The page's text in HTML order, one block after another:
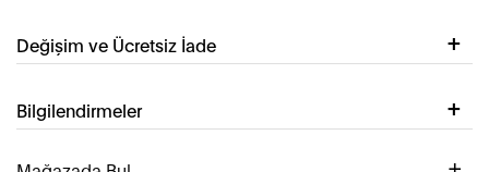
Değişim ve Ücretsiz İade
Bilgilendirmeler